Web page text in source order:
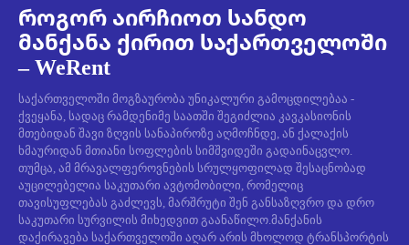
როგორ აირჩიოთ სანდო
მანქანა ქირით საქართველოში
– WeRent
საქართველოში მოგზაურობა უნიკალური გამოცდილებაა -
ქვეყანა, სადაც რამდენიმე საათში შეგიძლია კავკასიონის
მთებიდან შავი ზღვის სანაპიროზე აღმოჩნდე, ან ქალაქის
ხმაურიდან მთიანი სოფლების სიმშვიდეში გადაინაცვლო.
თუმცა, ამ მრავალფეროვნების სრულყოფილად შესაცნობად
აუცილებელია საკუთარი ავტომობილი, რომელიც
თავისუფლებას გაძლევს, მარშრუტი შენ განსაზღვრო და დრო
საკუთარი სურვილის მიხედვით გაანაწილო.მანქანის
დაქირავება საქართველოში აღარ არის მხოლოდ ტრანსპორტის